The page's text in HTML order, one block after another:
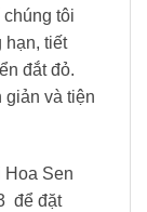
tôi
hạn, tiết
đắt đỏ.
và tiện
Sen
để đặt